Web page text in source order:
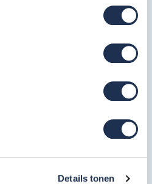
Details tonen
Wiel nylon + stalen spindel 20
9 meter